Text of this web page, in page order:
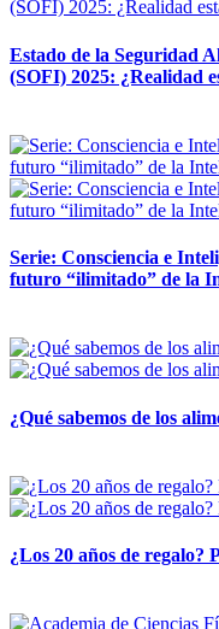
Estado de la Seguridad
(SOFI) 2025: ¿Realidad
Serie: Consciencia e
futuro “ilimitado” de la
¿Qué sabemos de los
¿Los 20 años de regalo?